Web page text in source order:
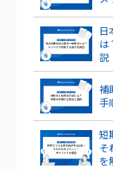
日
は
説
補
手
短
そ
を